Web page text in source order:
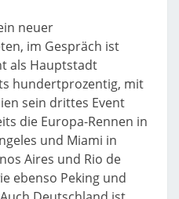
neuer
im Gespräch ist
als Hauptstadt
hundertprozentig, mit
sein drittes Event
die Europa-Rennen in
und Miami in
Aires und Rio de
ebenso Peking und